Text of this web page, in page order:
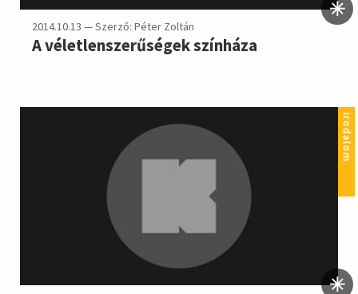
2014.10.13 — Szerző: Péter Zoltán
A véletlenszerűségek színháza
irodalom